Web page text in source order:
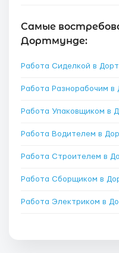
Самые
Дортмунде:
Работа Сиделкой в
Работа Разнорабочим в
Работа Упаковщиком в
Работа Водителем в
Работа Строителем в
Работа Сборщиком в
Работа Электриком в